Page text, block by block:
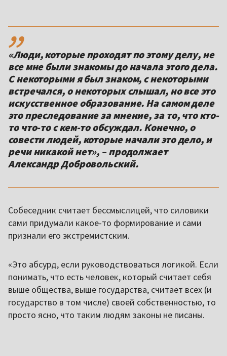
,,
«Люди, которые проходят по этому делу, не
все мне были знакомы до начала этого дела.
С некоторыми я был знаком, с некоторыми
встречался, о некоторых слышал, но все это
искусственное образование. На самом деле
это преследование за мнение, за то, что кто-
то что-то с кем-то обсуждал. Конечно, о
совести людей, которые начали это дело, и
речи никакой нет», – продолжает
Александр Добровольский.
Собеседник считает бессмыслицей, что силовики
сами придумали какое-то формирование и сами
признали его экстремистским.
«Это абсурд, если руководствоваться логикой. Если
понимать, что есть человек, который считает себя
выше общества, выше государства, считает всех (и
государство в том числе) своей собственностью, то
просто ясно, что таким людям законы не писаны.